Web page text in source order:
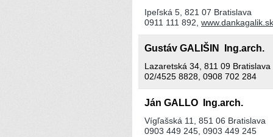
Ipeľská 5, 821 07 Bratislava
0911 111 892, www.dankagalik.sk
Gustáv GALIŠIN Ing.arch.
Lazaretská 34, 811 09 Bratislava
02/4525 8828, 0908 702 284
Ján GALLO Ing.arch.
Vígľašská 11, 851 06 Bratislava
0903 449 245, 0903 449 245